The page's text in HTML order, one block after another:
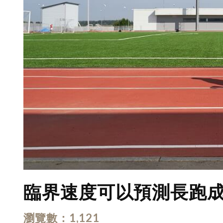
臨界速度可以預測長跑
瀏覽數 1,121